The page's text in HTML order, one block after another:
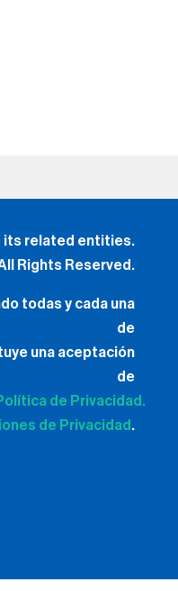
its related entities.
Rights Reserved.
todas y cada una
de
una aceptación
de
de Privacidad.
de Privacidad .